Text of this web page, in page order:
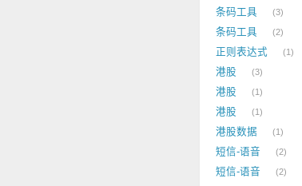
条码工具 3
条码工具 2
正则表达式 1
港股 3
港股 1
港股 1
港股数据 1
短信-语音 2
短信-语音 2